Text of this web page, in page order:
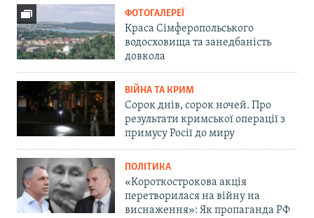
ФОТОГАЛЕРЕЇ
Краса Сімферопольського
водосховища та занедбаність
довкола
ВІЙНА ТА КРИМ
Сорок днів, сорок ночей. Про
результати кримської операції з
примусу Росії до миру
ПОЛІТИКА
«Короткострокова акція
перетворилася на війну на
виснаження»: Як пропаганда РФ